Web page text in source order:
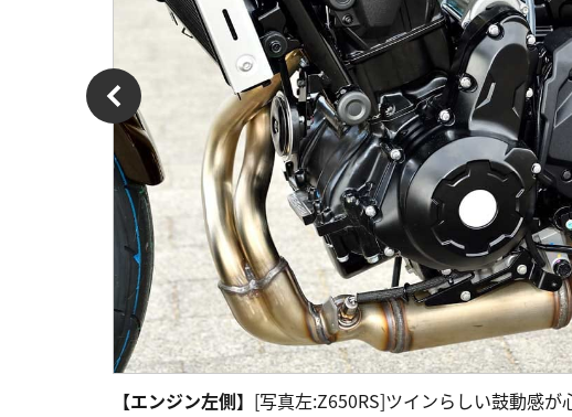
【エンジン左側】 [写真左:Z650RS]ツインらしい鼓動感